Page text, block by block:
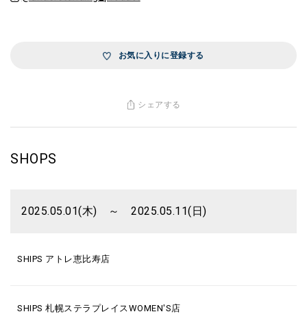
お気に入りに登録する
シェアする
SHOPS
2025.05.01(木) ～ 2025.05.11(日)
SHIPS アトレ恵比寿店
SHIPS 札幌ステラプレイスWOMEN'S店